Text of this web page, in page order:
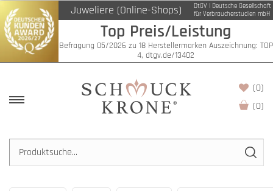
Juweliere (Online-Shops)
DtGV | Deutsche Gesellschaft
für Verbraucherstudien mbH
Top Preis/Leistung
Befragung 05/2026 zu 18 Herstellermarken Auszeichnung: TOP
4, dtgv.de/13402
(0)
(0)